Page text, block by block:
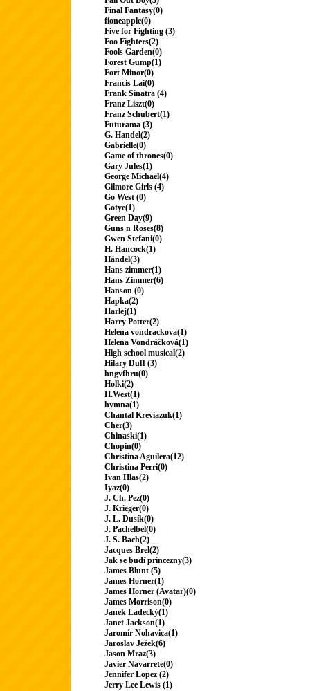
Final Fantasy(0)
fioneapple(0)
Five for Fighting (3)
Foo Fighters(2)
Fools Garden(0)
Forest Gump(1)
Fort Minor(0)
Francis Lai(0)
Frank Sinatra (4)
Franz Liszt(0)
Franz Schubert(1)
Futurama (3)
G. Handel(2)
Gabrielle(0)
Game of thrones(0)
Gary Jules(1)
George Michael(4)
Gilmore Girls (4)
Go West (0)
Gotye(1)
Green Day(9)
Guns n Roses(8)
Gwen Stefani(0)
H. Hancock(1)
Händel(3)
Hans zimmer(1)
Hans Zimmer(6)
Hanson (0)
Hapka(2)
Harlej(1)
Harry Potter(2)
Helena vondrackova(1)
Helena Vondráčková(1)
High school musical(2)
Hilary Duff (3)
hngvfhru(0)
Holki(2)
H.West(1)
hymna(1)
Chantal Kreviazuk(1)
Cher(3)
Chinaski(1)
Chopin(0)
Christina Aguilera(12)
Christina Perri(0)
Ivan Hlas(2)
Iyaz(0)
J. Ch. Pez(0)
J. Krieger(0)
J. L. Dusík(0)
J. Pachelbel(0)
J. S. Bach(2)
Jacques Brel(2)
Jak se budí princezny(3)
James Blunt (5)
James Horner(1)
James Horner (Avatar)(0)
James Morrison(0)
Janek Ladecký(1)
Janet Jackson(1)
Jaromír Nohavica(1)
Jaroslav Ježek(6)
Jason Mraz(3)
Javier Navarrete(0)
Jennifer Lopez (2)
Jerry Lee Lewis (1)